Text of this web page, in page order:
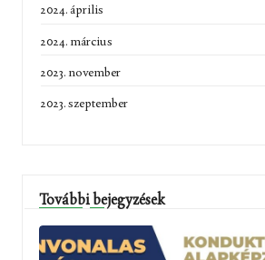
2024. április
2024. március
2023. november
2023. szeptember
További bejegyzések